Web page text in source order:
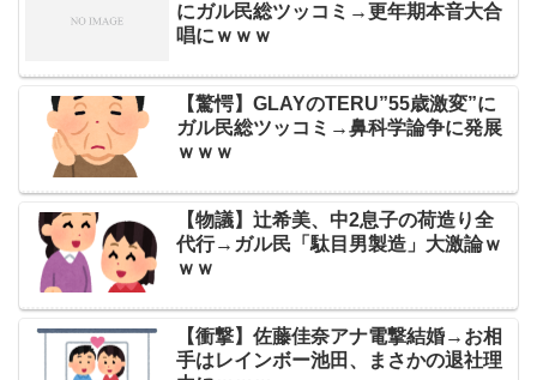
にガル民総ツッコミ→更年期本音大合
唱にｗｗｗ
【驚愕】GLAYのTERU”55歳激変”に
ガル民総ツッコミ→鼻科学論争に発展
ｗｗｗ
【物議】辻希美、中2息子の荷造り全
代行→ガル民「駄目男製造」大激論ｗ
ｗｗ
【衝撃】佐藤佳奈アナ電撃結婚→お相
手はレインボー池田、まさかの退社理